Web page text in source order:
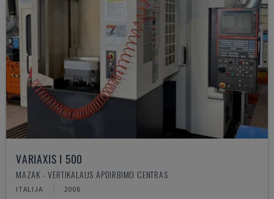
VARIAXIS I 500
MAZAK - VERTIKALAUS APDIRBIMO CENTRAS
ITALIJA 2006